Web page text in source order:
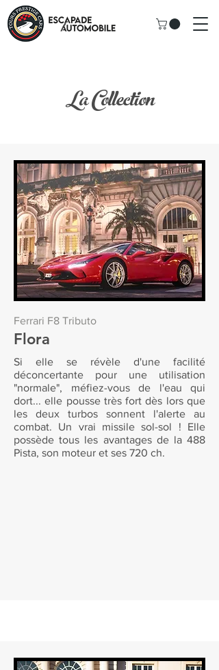
La Collection
Ferrari F8 Tributo
Flora
Si elle se révèle d'une facilité
déconcertante pour une utilisation
"normale", méfiez-vous de l'eau qui
dort... elle pousse très fort dès lors que
les deux turbos sonnent l'alerte au
combat. Un vrai missile sol-sol ! Elle
possède tous les avantages de la 488
Pista, son moteur et ses 720 ch.